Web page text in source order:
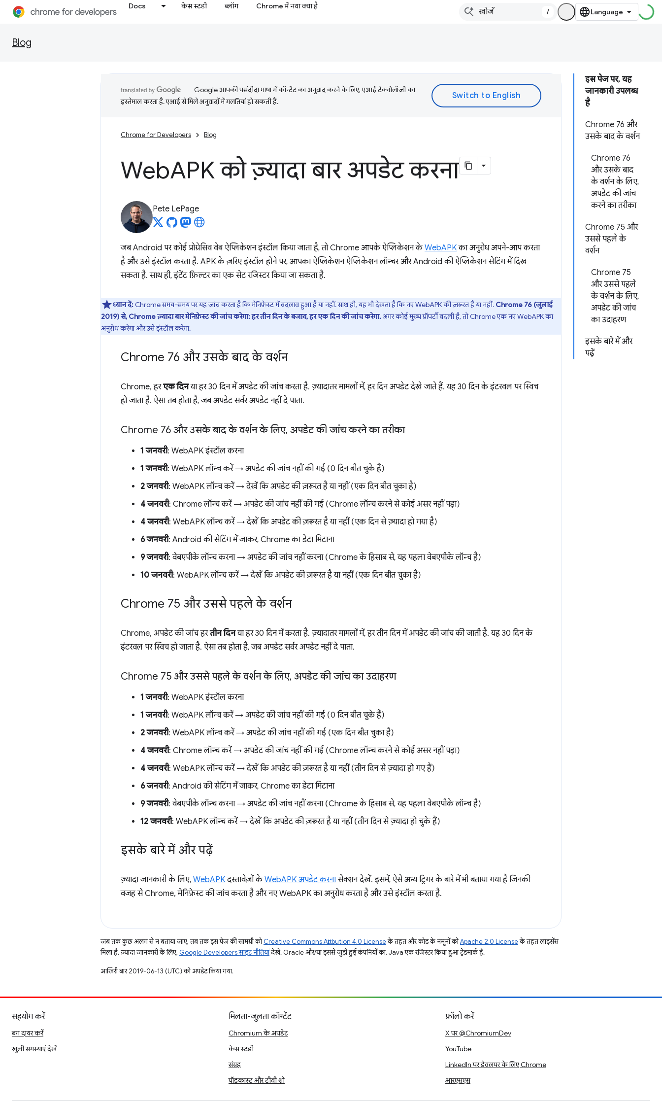
Docs केस स्टडी ब्लॉग Chrome में नया क्या है
/
Blog
इस पेज पर, यह
जानकारी उपलब्ध
है
Chrome 76 और
उसके बाद के वर्शन
Chrome 76
और उसके बाद
के वर्शन के लिए,
अपडेट की जांच
करने का तरीका
Chrome 75 और
उससे पहले के
वर्शन
Chrome 75
और उससे पहले
के वर्शन के लिए,
अपडेट की जांच
का उदाहरण
इसके बारे में और
पढ़ें
Google आपकी पसंदीदा भाषा में कॉन्टेंट का अनुवाद करने के लिए, एआई टेक्नोलॉजी का
इस्तेमाल करता है. एआई से मिले अनुवादों में गलतियां हो सकती हैं.
Chrome for Developers Blog
WebAPK को ज़्यादा बार अपडेट करना
Pete LePage
जब Android पर कोई प्रोग्रेसिव वेब ऐप्लिकेशन इंस्टॉल किया जाता है, तो Chrome आपके ऐप्लिकेशन केWebAPKका अनुरोध अपने-आप करता
है और उसे इंस्टॉल करता है. APK के ज़रिए इंस्टॉल होने पर, आपका ऐप्लिकेशन ऐप्लिकेशन लॉन्चर और Android की ऐप्लिकेशन सेटिंग में दिख
सकता है. साथ ही, इंटेंट फ़िल्टर का एक सेट रजिस्टर किया जा सकता है.
ध्यान दें: Chrome समय-समय पर यह जांच करता है कि मेनिफ़ेस्ट में बदलाव हुआ है या नहीं. साथ ही, यह भी देखता है कि नए WebAPK की ज़रूरत है या नहीं. Chrome 76 (जुलाई
2019) से, Chrome ज़्यादा बार मेनिफ़ेस्ट की जांच करेगा: हर तीन दिन के बजाय, हर एक दिन की जांच करेगा.अगर कोई मुख्य प्रॉपर्टी बदली है, तो Chrome एक नए WebAPK का
अनुरोध करेगा और उसे इंस्टॉल करेगा.
Chrome 76 और उसके बाद के वर्शन
Chrome, हरएक दिनया हर 30 दिन में अपडेट की जांच करता है. ज़्यादातर मामलों में, हर दिन अपडेट देखे जाते हैं. यह 30 दिन के इंटरवल पर स्विच
हो जाता है. ऐसा तब होता है, जब अपडेट सर्वर अपडेट नहीं दे पाता.
Chrome 76 और उसके बाद के वर्शन के लिए, अपडेट की जांच करने का तरीका
1 जनवरी: WebAPK इंस्टॉल करना
1 जनवरी: WebAPK लॉन्च करें → अपडेट की जांच नहीं की गई (0 दिन बीत चुके हैं)
2 जनवरी: WebAPK लॉन्च करें → देखें कि अपडेट की ज़रूरत है या नहीं (एक दिन बीत चुका है)
4 जनवरी: Chrome लॉन्च करें → अपडेट की जांच नहीं की गई (Chrome लॉन्च करने से कोई असर नहीं पड़ा)
4 जनवरी: WebAPK लॉन्च करें → देखें कि अपडेट की ज़रूरत है या नहीं (एक दिन से ज़्यादा हो गया है)
6 जनवरी: Android की सेटिंग में जाकर, Chrome का डेटा मिटाना
9 जनवरी: वेबएपीके लॉन्च करना → अपडेट की जांच नहीं करना (Chrome के हिसाब से, यह पहला वेबएपीके लॉन्च है)
10 जनवरी: WebAPK लॉन्च करें → देखें कि अपडेट की ज़रूरत है या नहीं (एक दिन बीत चुका है)
Chrome 75 और उससे पहले के वर्शन
Chrome, अपडेट की जांच हरतीन दिनया हर 30 दिन में करता है. ज़्यादातर मामलों में, हर तीन दिन में अपडेट की जांच की जाती है. यह 30 दिन के
इंटरवल पर स्विच हो जाता है. ऐसा तब होता है, जब अपडेट सर्वर अपडेट नहीं दे पाता.
Chrome 75 और उससे पहले के वर्शन के लिए, अपडेट की जांच का उदाहरण
1 जनवरी: WebAPK इंस्टॉल करना
1 जनवरी: WebAPK लॉन्च करें → अपडेट की जांच नहीं की गई (0 दिन बीत चुके हैं)
2 जनवरी: WebAPK लॉन्च करें → अपडेट की जांच नहीं की गई (एक दिन बीत चुका है)
4 जनवरी: Chrome लॉन्च करें → अपडेट की जांच नहीं की गई (Chrome लॉन्च करने से कोई असर नहीं पड़ा)
4 जनवरी: WebAPK लॉन्च करें → देखें कि अपडेट की ज़रूरत है या नहीं (तीन दिन से ज़्यादा हो गए हैं)
6 जनवरी: Android की सेटिंग में जाकर, Chrome का डेटा मिटाना
9 जनवरी: वेबएपीके लॉन्च करना → अपडेट की जांच नहीं करना (Chrome के हिसाब से, यह पहला वेबएपीके लॉन्च है)
12 जनवरी: WebAPK लॉन्च करें → देखें कि अपडेट की ज़रूरत है या नहीं (तीन दिन से ज़्यादा हो चुके हैं)
इसके बारे में और पढ़ें
ज़्यादा जानकारी के लिए, WebAPKदस्तावेज़ों केWebAPK अपडेट करनासेक्शन देखें. इसमें, ऐसे अन्य ट्रिगर के बारे में भी बताया गया है जिनकी
वजह से Chrome, मेनिफ़ेस्ट की जांच करता है और नए WebAPK का अनुरोध करता है और उसे इंस्टॉल करता है.
जब तक कुछ अलग से न बताया जाए, तब तक इस पेज की सामग्री कोCreative Commons Attribution 4.0 Licenseके तहत और कोड के नमूनों कोApache 2.0 Licenseके तहत लाइसेंस
मिला है. ज़्यादा जानकारी के लिए, Google Developers साइट नीतियांदेखें. Oracle और/या इससे जुड़ी हुई कंपनियों का, Java एक रजिस्टर किया हुआ ट्रेडमार्क है.
आखिरी बार 2019-06-13 (UTC) को अपडेट किया गया.
सहयोग करें
बग दायर करें
खुली समस्याएं देखें
मिलता-जुलता कॉन्टेंट
Chromium के अपडेट
केस स्टडी
संग्रह
पॉडकास्ट और टीवी शो
फ़ॉलो करें
X पर @ChromiumDev
YouTube
LinkedIn पर डेवलपर के लिए Chrome
आरएसएस